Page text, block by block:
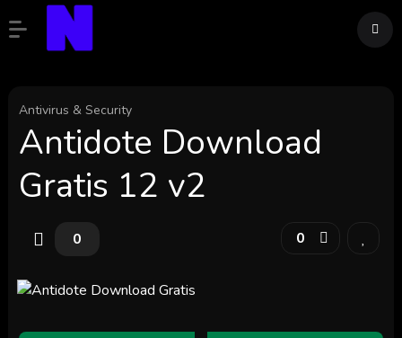
Antivirus & Security
Antidote Download
Gratis 12 v2
0 0